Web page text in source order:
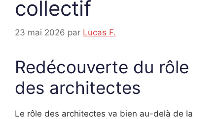
collectif
23 mai 2026 par Lucas F.
Redécouverte du rôle
des architectes
Le rôle des architectes va bien au-delà de la